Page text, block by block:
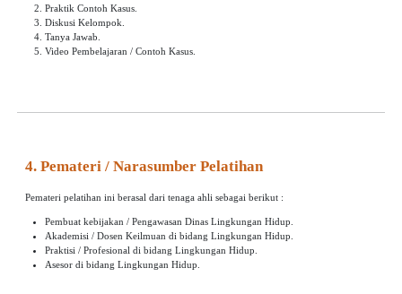
Praktik Contoh Kasus.
Diskusi Kelompok.
Tanya Jawab.
Video Pembelajaran / Contoh Kasus.
4. Pemateri / Narasumber Pelatihan
Pemateri pelatihan ini berasal dari tenaga ahli sebagai berikut :
Pembuat kebijakan / Pengawasan Dinas Lingkungan Hidup.
Akademisi / Dosen Keilmuan di bidang Lingkungan Hidup.
Praktisi / Profesional di bidang Lingkungan Hidup.
Asesor di bidang Lingkungan Hidup.